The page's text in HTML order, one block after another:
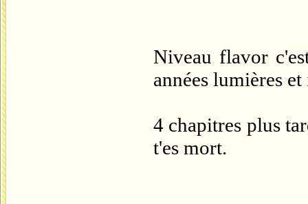
Niveau flavor
années lumières
4 chapitres plus
t'es mort.